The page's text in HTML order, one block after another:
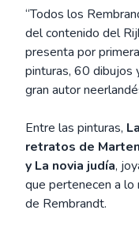
“Todos los
del contenido del
presenta por
pinturas, 60 dibujos
gran autor
Entre las pinturas,
retratos de
y La novia judía,
que pertenecen a
de Rembrandt.